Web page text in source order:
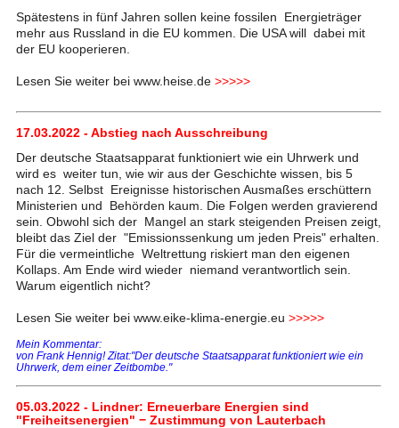
Spätestens in fünf Jahren sollen keine fossilen Energieträger
mehr aus Russland in die EU kommen. Die USA will dabei mit
der EU kooperieren.
Lesen Sie weiter bei www.heise.de >>>>>
17.03.2022 - Abstieg nach Ausschreibung
Der deutsche Staatsapparat funktioniert wie ein Uhrwerk und
wird es weiter tun, wie wir aus der Geschichte wissen, bis 5
nach 12. Selbst Ereignisse historischen Ausmaßes erschüttern
Ministerien und Behörden kaum. Die Folgen werden gravierend
sein. Obwohl sich der Mangel an stark steigenden Preisen zeigt,
bleibt das Ziel der "Emissionssenkung um jeden Preis" erhalten.
Für die vermeintliche Weltrettung riskiert man den eigenen
Kollaps. Am Ende wird wieder niemand verantwortlich sein.
Warum eigentlich nicht?
Lesen Sie weiter bei www.eike-klima-energie.eu >>>>>
Mein Kommentar:
von Frank Hennig! Zitat:"Der deutsche Staatsapparat funktioniert wie ein
Uhrwerk, dem einer Zeitbombe."
05.03.2022 - Lindner: Erneuerbare Energien sind
"Freiheitsenergien" − Zustimmung von Lauterbach